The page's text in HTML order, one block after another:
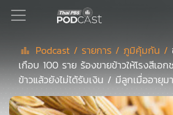
Podcast
เพล
Podcast / รายการ /ภูมิคุ้มกัน /
เกือบ 100 ราย ร้องขายข้าวให้โรงสีเอ
ข้าวแล้วยังไม่ได้รับเงิน / มีลูกเมื่ออายุม